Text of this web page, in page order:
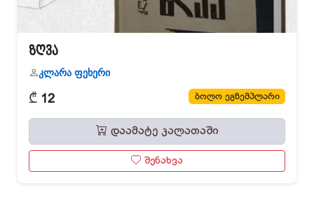
ზღვა
კლარა ფეხერი
₾ 12 ბოლო ეგზემპლარი
დაამატე კალათაში
შენახვა